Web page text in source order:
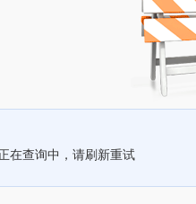
在查询中，请刷新重试